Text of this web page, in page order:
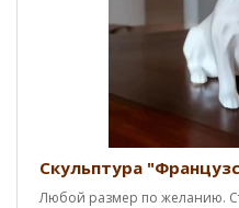
Скульптура
Любой размер по желанию.